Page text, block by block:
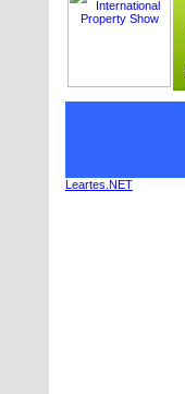
Leartes.NET